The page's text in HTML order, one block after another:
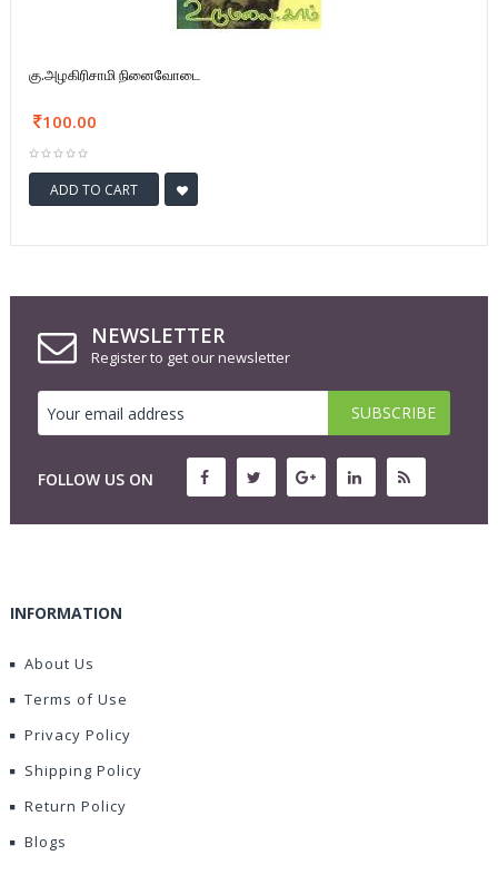
கு.அழகிரிசாமி நினைவோடை
100.00
ADD TO CART
NEWSLETTER
Register to get our newsletter
FOLLOW US ON
INFORMATION
About Us
Terms of Use
Privacy Policy
Shipping Policy
Return Policy
Blogs